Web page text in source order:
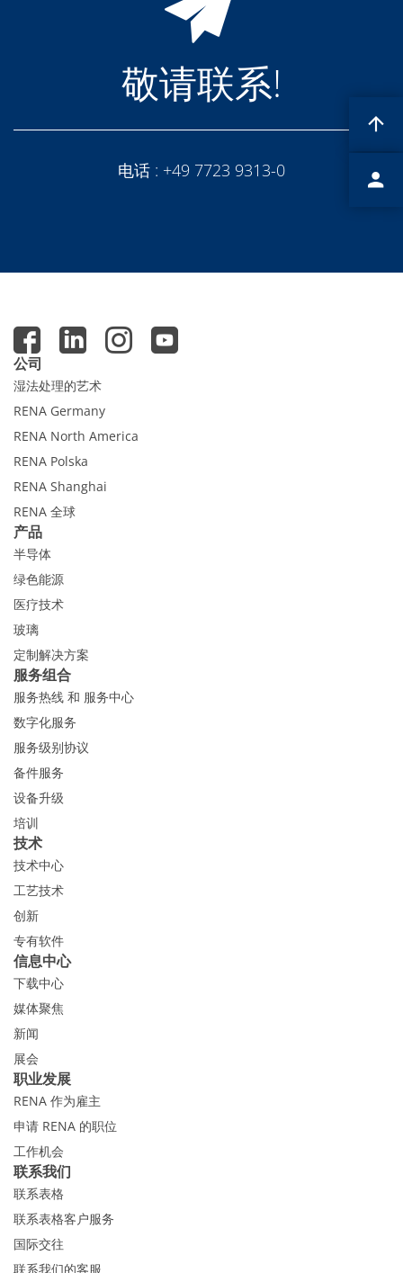
敬请联系!
电话 : +49 7723 9313-0
公司
湿法处理的艺术
RENA Germany
RENA North America
RENA Polska
RENA Shanghai
RENA 全球
产品
半导体
绿色能源
医疗技术
玻璃
定制解决方案
服务组合
服务热线 和 服务中心
数字化服务
服务级别协议
备件服务
设备升级
培训
技术
技术中心
工艺技术
创新
专有软件
信息中心
下载中心
媒体聚焦
新闻
展会
职业发展
RENA 作为雇主
申请 RENA 的职位
工作机会
联系我们
联系表格
联系表格客户服务
国际交往
联系我们的客服